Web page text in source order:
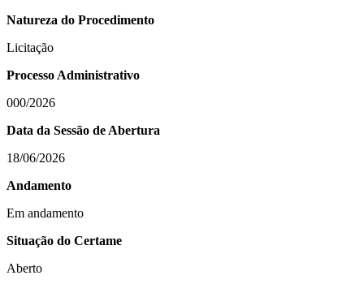
Natureza do Procedimento
Licitação
Processo Administrativo
000/2026
Data da Sessão de Abertura
18/06/2026
Andamento
Em andamento
Situação do Certame
Aberto